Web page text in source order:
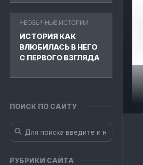
НЕОБЫЧНЫЕ ИСТОРИИ
ИСТОРИЯ КАК
ВЛЮБИЛАСЬ В НЕГО
С ПЕРВОГО ВЗГЛЯДА
ПОИСК ПО САЙТУ
РУБРИКИ САЙТА